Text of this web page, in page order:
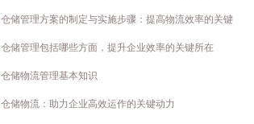
储管理方案的制定与实施步骤：提高物流效率的关键
储管理包括哪些方面，提升企业效率的关键所在
储物流管理基本知识
储物流：助力企业高效运作的关键动力